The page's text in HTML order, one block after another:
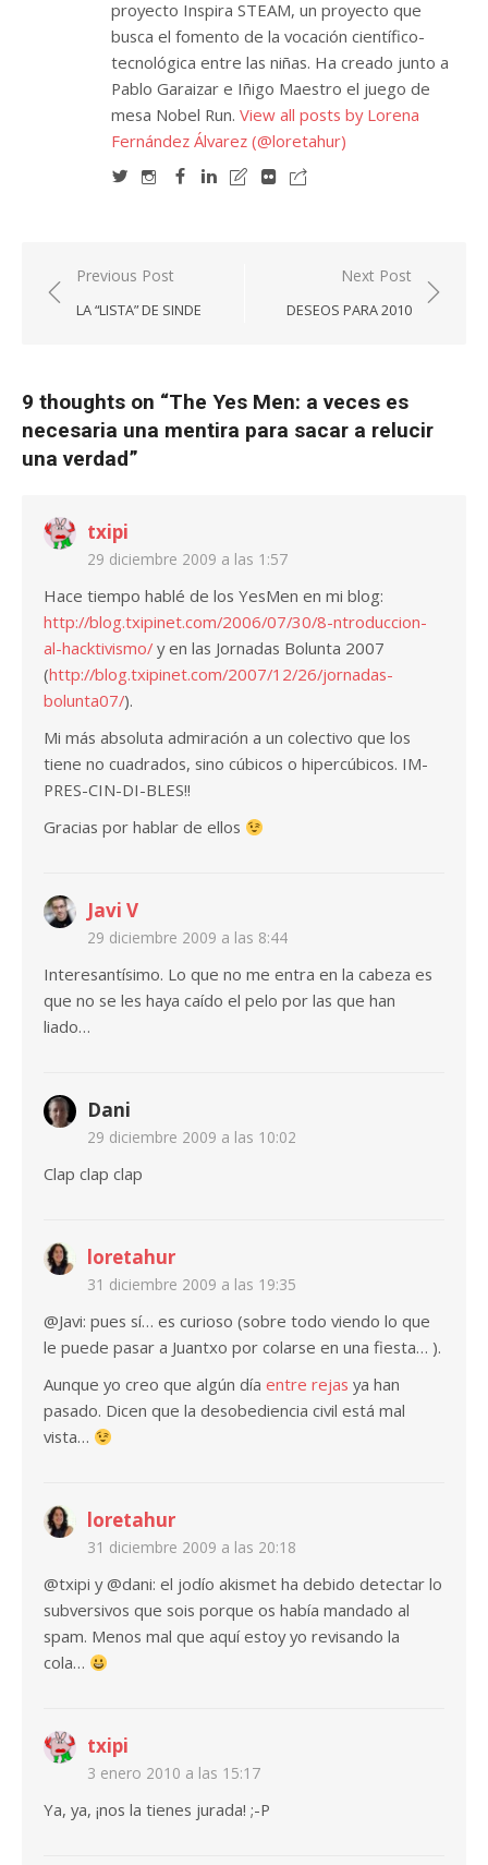
proyecto Inspira STEAM, un proyecto que
busca el fomento de la vocación científico-
tecnológica entre las niñas. Ha creado junto a
Pablo Garaizar e Iñigo Maestro el juego de
mesa Nobel Run. View all posts by Lorena
Fernández Álvarez (@loretahur)
Navegación
de
Previous Post
LA “LISTA” DE SINDE
Next Post
DESEOS PARA 2010
9 thoughts on “The Yes Men: a veces es
necesaria una mentira para sacar a relucir
una verdad”
txipi
29 diciembre 2009 a las 1:57
Hace tiempo hablé de los YesMen en mi blog:
http://blog.txipinet.com/2006/07/30/8-ntroduccion-
al-hacktivismo/ y en las Jornadas Bolunta 2007
(http://blog.txipinet.com/2007/12/26/jornadas-
bolunta07/).
Mi más absoluta admiración a un colectivo que los
tiene no cuadrados, sino cúbicos o hipercúbicos. IM-
PRES-CIN-DI-BLES!!
Gracias por hablar de ellos
Javi V
29 diciembre 2009 a las 8:44
Interesantísimo. Lo que no me entra en la cabeza es
que no se les haya caído el pelo por las que han
liado…
Dani
29 diciembre 2009 a las 10:02
Clap clap clap
loretahur
31 diciembre 2009 a las 19:35
@Javi: pues sí… es curioso (sobre todo viendo lo que
le puede pasar a Juantxo por colarse en una fiesta… ).
Aunque yo creo que algún día entre rejas ya han
pasado. Dicen que la desobediencia civil está mal
vista…
loretahur
31 diciembre 2009 a las 20:18
@txipi y @dani: el jodío akismet ha debido detectar lo
subversivos que sois porque os había mandado al
spam. Menos mal que aquí estoy yo revisando la
cola…
txipi
3 enero 2010 a las 15:17
Ya, ya, ¡nos la tienes jurada! ;-P